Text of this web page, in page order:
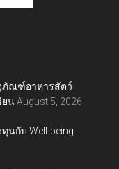
จุภัณฑ์อาหารสัตว์
ยน August 5, 2026
นกับ Well-being